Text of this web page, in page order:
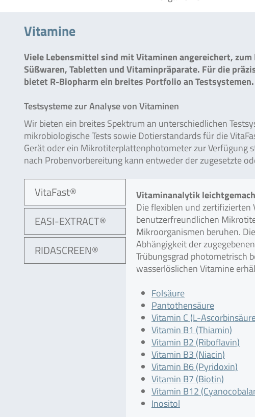
Vitamine
Viele Lebensmittel sind mit Vitaminen angereichert,
Süßwaren, Tabletten und Vitaminpräparate. Für die
bietet R-Biopharm ein breites Portfolio an Testsystemen.
Testsysteme zur Analyse von Vitaminen
Wir bieten ein breites Spektrum an unterschiedlichen
mikrobiologische Tests sowie Dotierstandards für die
Gerät oder ein Mikrotiterplattenphotometer zur Verfügung
nach Probenvorbereitung kann entweder der zugesetzte
VitaFast®
EASI-EXTRACT®
RIDASCREEN®
Vitaminanalytik
Die flexiblen und zertifizierten
benutzerfreundlichen
Mikroorganismen beruhen.
Abhängigkeit der
Trübungsgrad photometrisch
wasserlöslichen Vitamine
Folsäure
Pantothensäure
Vitamin C (L-
Vitamin B1 (Thiamin)
Vitamin B2 (Riboflavin)
Vitamin B3 (Niacin)
Vitamin B6 (Pyridoxin)
Vitamin B7 (Biotin)
Vitamin B12
Inositol